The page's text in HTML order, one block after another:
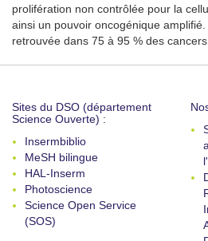
prolifération non contrôlée pour la
ainsi un pouvoir oncogénique
retrouvée dans 75 à 95 % des cancers
Sites du DSO (département
Science Ouverte) :
Insermbiblio
MeSH bilingue
HAL-Inserm
Photoscience
Science Open Service
(SOS)